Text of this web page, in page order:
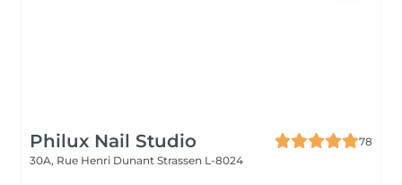
Philux Nail Studio
78
30A, Rue Henri Dunant Strassen L-8024